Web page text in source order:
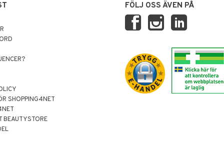
SHOPPING4NET
BEAUTYSTORE
FÖLJ OSS ÄVEN PÅ